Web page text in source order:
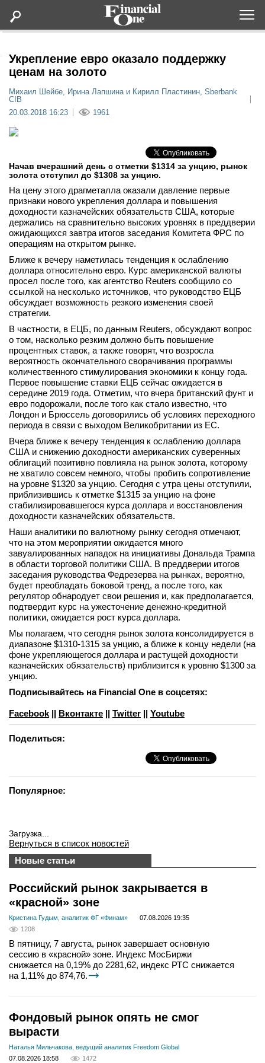
Статьи
Мероприятия
Новости
Интервью
вконтакте
телеграм
Стать автором
Вход
Укрепление евро оказало поддержку
ценам на золото
Михаил Шейбе, Ирина Лапшина и Кирилл Пластинин, Sberbank
CIB
20.03.2018 16:23
1961
Начав вчерашний день с отметки $1314 за унцию, рынок
золота отступил до $1308 за унцию.
На цену этого драгметалла оказали давление первые
признаки нового укрепления доллара и повышения
доходности казначейских обязательств США, которые
держались на сравнительно высоких уровнях в преддверии
ожидающихся завтра итогов заседания Комитета ФРС по
операциям на открытом рынке.
Ближе к вечеру наметилась тенденция к ослаблению
доллара относительно евро. Курс американской валюты
просел после того, как агентство Reuters сообщило со
ссылкой на несколько источников, что руководство ЕЦБ
обсуждает возможность резкого изменения своей
стратегии.
В частности, в ЕЦБ, по данным Reuters, обсуждают вопрос
о том, насколько резким должно быть повышение
процентных ставок, а также говорят, что возросла
вероятность окончательного сворачивания программы
количественного стимулирования экономики к концу года.
Первое повышение ставки ЕЦБ сейчас ожидается в
середине 2019 года. Отметим, что вчера британский фунт и
евро подорожали, после того как стало известно, что
Лондон и Брюссель договорились об условиях переходного
периода в связи с выходом Великобритании из ЕС.
Вчера ближе к вечеру тенденция к ослаблению доллара
США и снижению доходности американских суверенных
облигаций позитивно повлияла на рынок золота, которому
не хватило совсем немного, чтобы пробить сопротивление
на уровне $1320 за унцию. Сегодня с утра цены отступили,
приблизившись к отметке $1315 за унцию на фоне
стабилизировавшегося курса доллара и восстановления
доходности казначейских обязательств.
Наши аналитики по валютному рынку сегодня отмечают,
что на этом мероприятии ожидается много
завуалированных нападок на инициативы Дональда Трампа
в области торговой политики США. В преддверии итогов
заседания руководства Федрезерва на рынках, вероятно,
будет преобладать боковой тренд, а после того, как
регулятор обнародует свои решения и, как предполагается,
подтвердит курс на ужесточение денежно-кредитной
политики, ожидается рост курса доллара.
Мы полагаем, что сегодня рынок золота консолидируется в
диапазоне $1310-1315 за унцию, а ближе к концу недели (на
фоне укрепляющегося доллара и растущей доходности
казначейских обязательств) приблизится к уровню $1300 за
унцию.
Подписывайтесь на Financial One в соцсетях:
Facebook || Вконтакте || Twitter || Youtube
Поделиться:
Популярное:
Загрузка...
Вернуться в список новостей
Новые статьи
Российский рынок закрывается в
«красной» зоне
Кристина Гудым, аналитик ФГ «Финам»
07.08.2026 19:35
1208
В пятницу, 7 августа, рынок завершает основную
сессию в «красной» зоне. Индекс МосБиржи
снижается на 0,19% до 2281,62, индекс РТС снижается
на 1,11% до 874,76.
Фондовый рынок опять не смог
вырасти
Наталья Мильчакова, ведущий аналитик Freedom Global
07.08.2026 18:58
1472